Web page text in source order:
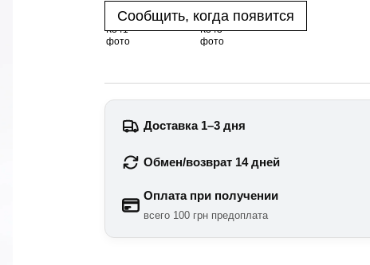
Сообщить, когда появится
Доставка 1–3 дня
Обмен/возврат 14 дней
Оплата при получении
всего 100 грн предоплата